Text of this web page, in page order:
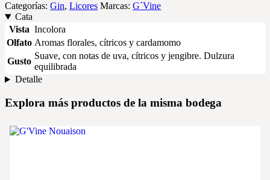
Categorías: Gin, Licores Marcas: G´Vine
Cata
Vista Incolora
Olfato Aromas florales, cítricos y cardamomo
Gusto
Suave, con notas de uva, cítricos y jengibre. Dulzura
equilibrada
Detalle
Explora más productos de la misma bodega